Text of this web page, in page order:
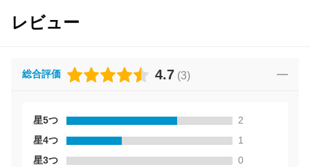
レビュー
総合評価 4.7 (3)
星5つ
2
星4つ
1
星3つ
0